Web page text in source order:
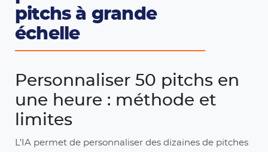
pitchs à grande
échelle
Personnaliser 50 pitchs en
une heure : méthode et
limites
L’IA permet de personnaliser des dizaines de pitches